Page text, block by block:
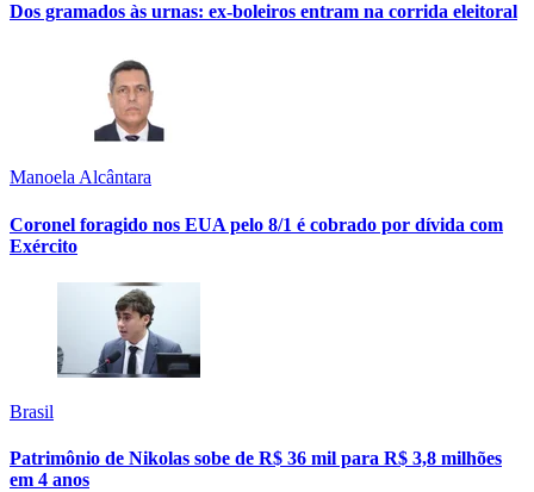
Dos gramados às urnas: ex-boleiros entram na corrida eleitoral
Manoela Alcântara
Coronel foragido nos EUA pelo 8/1 é cobrado por dívida com
Exército
Brasil
Patrimônio de Nikolas sobe de R$ 36 mil para R$ 3,8 milhões
em 4 anos